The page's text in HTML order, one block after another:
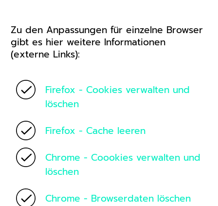
Zu den Anpassungen für einzelne Browser
gibt es hier weitere Informationen
(externe Links):
Firefox - Cookies verwalten und
löschen
Firefox - Cache leeren
Chrome - Coookies verwalten und
löschen
Chrome - Browserdaten löschen